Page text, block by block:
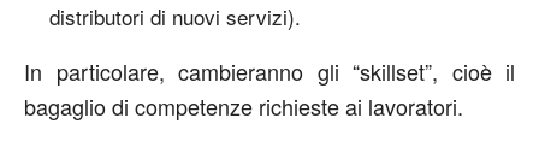
distributori di nuovi servizi).
In particolare, cambieranno gli “skillset”, cioè il
bagaglio di competenze richieste ai lavoratori.